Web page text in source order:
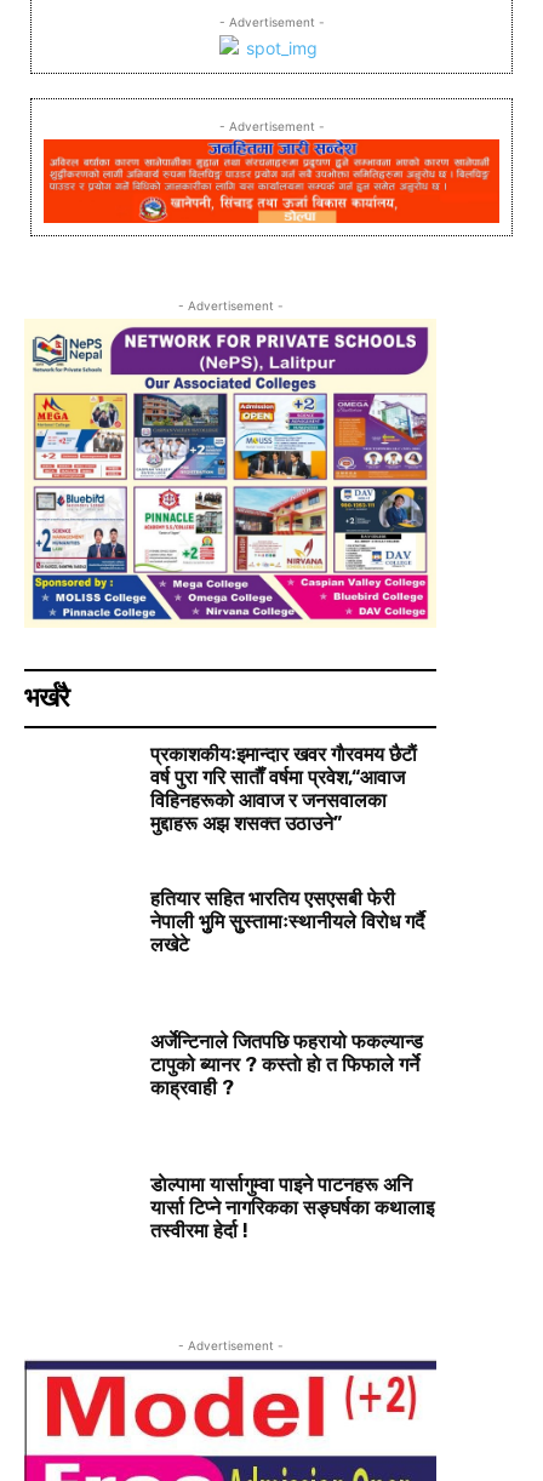
- Advertisement -
- Advertisement -
- Advertisement -
भर्खरै
प्रकाशकीयःइमान्दार खवर गाैरवमय छैटाैं
वर्ष पुरा गरि साताैँ वर्षमा प्रवेश,“आवाज
विहिनहरूको आवाज र जनसवालका
मुद्दाहरू अझ शसक्त उठाउने”
हतियार सहित भारतिय एसएसबी फेरी
नेपाली भुुमि सुुस्तामाःस्थानीयले विरोध गर्दै
लखेटे
अर्जेन्टिनाले जितपछि फहरायो फकल्यान्ड
टापुको ब्यानर ? कस्ताे हाे त फिफाले गर्ने
काह्रवाही ?
डाेल्पामा यार्सागुम्वा पाइने पाटनहरू अनि
यार्सा टिप्ने नागरिकका सङ्घर्षका कथालाइ
तस्वीरमा हेर्दा !
- Advertisement -